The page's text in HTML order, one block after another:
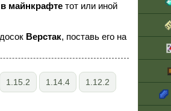
в майнкрафте тот или иной
Верстак, поставь его на
1.15.2 1.14.4 1.12.2